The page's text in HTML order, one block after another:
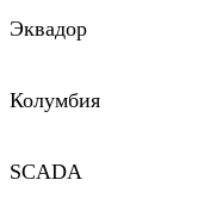
Эквадор
Колумбия
SCADA